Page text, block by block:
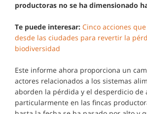
productoras no se ha dimensionado
Te puede interesar: Cinco acciones
desde las ciudades para revertir la
biodiversidad
Este informe ahora proporciona un
actores relacionados a los sistemas
aborden la pérdida y el desperdicio de
particularmente en las fincas